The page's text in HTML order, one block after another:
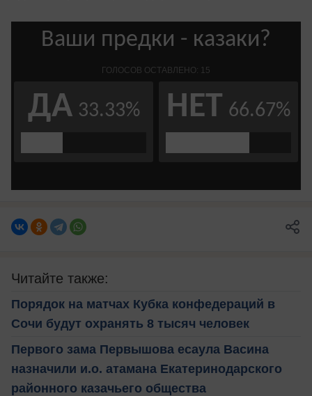
Читайте также:
Порядок на матчах Кубка конфедераций в
Сочи будут охранять 8 тысяч человек
Первого зама Первышова есаула Васина
назначили и.о. атамана Екатеринодарского
районного казачьего общества